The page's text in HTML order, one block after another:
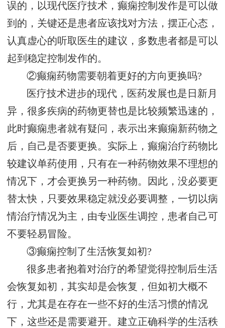
误的，以现代医疗技术，癫痫控制发作是可以做
到的，关键还是患者应该找对方法，摆正心态，
认真虚心的听取医生的建议，多数患者都是可以
起到稳定控制发作的。
②癫痫药物需要朝着更好的方向更换吗?
医疗技术进步的现代，医药发展也是日新月
异，很多疾病的药物更替也是比较频繁迅速的，
此时癫痫患者就有疑问，表示出来癫痫新药物之
后，自己是否要更换。实际上，癫痫治疗药物比
较建议单药使用，只有在一种药物效果不理想的
情况下，才会更换另一种药物。因此，没必要更
替太快，只要效果稳定就没必要调整，一切以病
情治疗情况为主，由专业医生调控，患者自己可
不要轻易冒险。
③癫痫控制了生活恢复如初?
很多患者抱着对治疗的希望觉得控制后生活
会恢复如初，其实却是会恢复，但如初大概不
行，尤其是在存在一些不好的生活习惯的情况
下，这些还是需要避开。建立正确科学的生活秩